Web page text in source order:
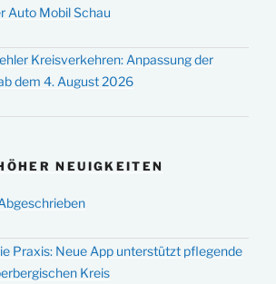
Auto Mobil Schau
Kreisverkehren: Anpassung der
dem 4. August 2026
NEUIGKEITEN
Praxis: Neue App unterstützt pflegende
Kreis